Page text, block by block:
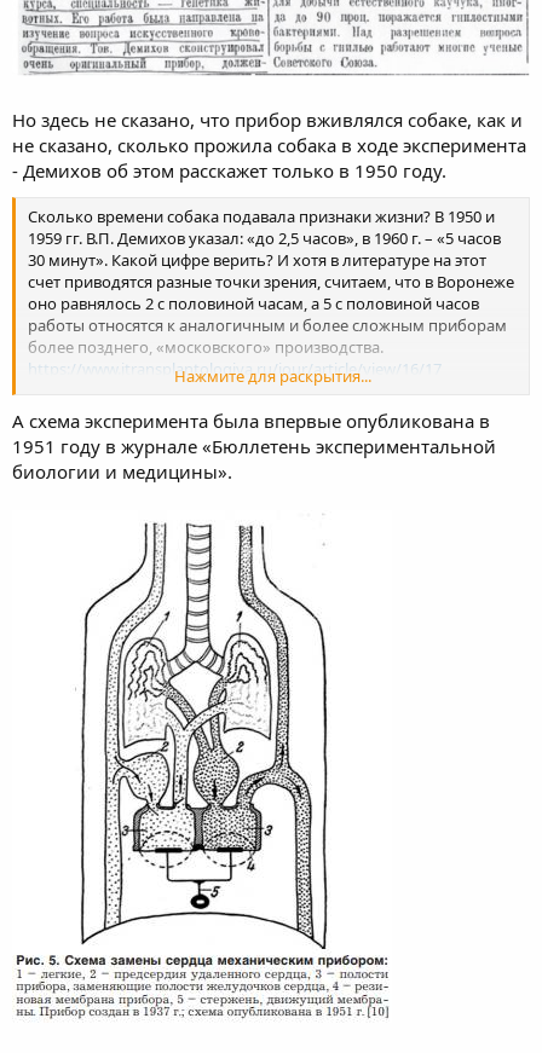
Но здесь не сказано, что прибор вживлялся собаке, как и
не сказано, сколько прожила собака в ходе эксперимента
- Демихов об этом расскажет только в 1950 году.
Сколько времени собака подавала признаки жизни? В 1950 и
1959 гг. В.П. Демихов указал: «до 2,5 часов», в 1960 г. – «5 часов
30 минут». Какой цифре верить? И хотя в литературе на этот
счет приводятся разные точки зрения, считаем, что в Воронеже
оно равнялось 2 с половиной часам, а 5 с половиной часов
работы относятся к аналогичным и более сложным приборам
более позднего, «московского» производства.
https://www.jtransplantologiya.ru/jour/article/view/16/17
Нажмите для раскрытия...
А схема эксперимента была впервые опубликована в
1951 году в журнале «Бюллетень экспериментальной
биологии и медицины».